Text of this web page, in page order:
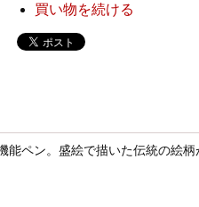
買い物を続ける
ペン。盛絵で描いた伝統の絵柄